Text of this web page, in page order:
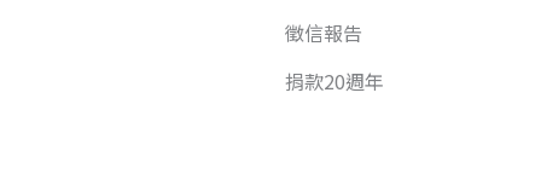
徵信報告
捐款20週年